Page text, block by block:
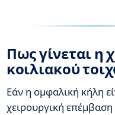
Πως γίνεται η
κοιλιακού
Εάν η ομφαλική κήλη
χειρουργική επέμβαση